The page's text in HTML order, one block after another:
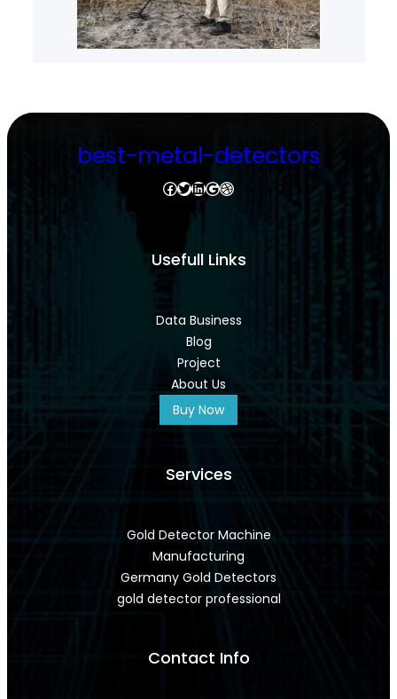
best-metal-detectors
Facebook Twitter LinkedIn Google Dribbble
Usefull Links
Data Business
Blog
Project
About Us
Buy Now
Services
Gold Detector Machine
Manufacturing
Germany Gold Detectors
gold detector professional
Contact Info